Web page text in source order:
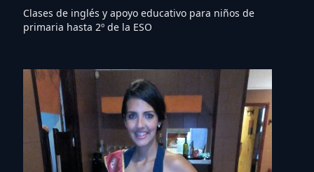
Clases de inglés y apoyo educativo para niños de
primaria hasta 2º de la ESO